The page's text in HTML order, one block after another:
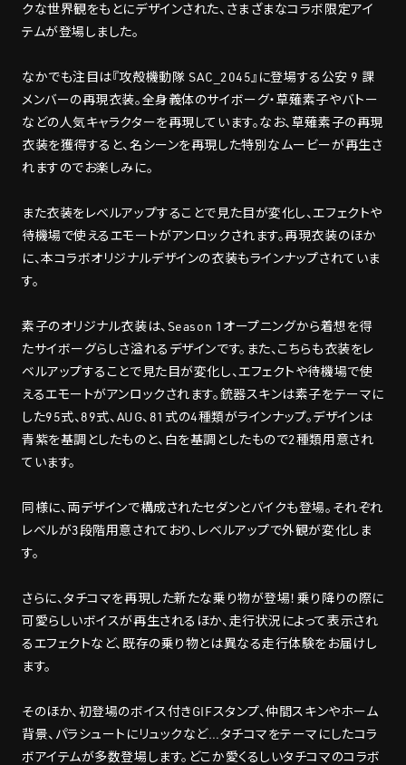
クな世界観をもとにデザインされた、さまざまなコラボ限定アイ
テムが登場しました。
なかでも注目は『攻殻機動隊 SAC_2045』に登場する公安 9 課
メンバーの再現衣装。全身義体のサイボーグ・草薙素子やバトー
などの人気キャラクターを再現しています。なお、草薙素子の再現
衣装を獲得すると、名シーンを再現した特別なムービーが再生さ
れますのでお楽しみに。
また衣装をレベルアップすることで見た目が変化し、エフェクトや
待機場で使えるエモートがアンロックされます。再現衣装のほか
に、本コラボオリジナルデザインの衣装もラインナップされていま
す。
素子のオリジナル衣装は、Season 1オープニングから着想を得
たサイボーグらしさ溢れるデザインです。また、こちらも衣装をレ
ベルアップすることで見た目が変化し、エフェクトや待機場で使
えるエモートがアンロックされます。銃器スキンは素子をテーマに
した95式、89式、AUG、81式の4種類がラインナップ。デザインは
青紫を基調としたものと、白を基調としたもので2種類用意され
ています。
同様に、両デザインで構成されたセダンとバイクも登場。それぞれ
レベルが3段階用意されており、レベルアップで外観が変化しま
す。
さらに、タチコマを再現した新たな乗り物が登場！乗り降りの際に
可愛らしいボイスが再生されるほか、走行状況によって表示され
るエフェクトなど、既存の乗り物とは異なる走行体験をお届けし
ます。
そのほか、初登場のボイス付きGIFスタンプ、仲間スキンやホーム
背景、パラシュートにリュックなど…タチコマをテーマにしたコラ
ボアイテムが多数登場します。どこか愛くるしいタチコマのコラボ